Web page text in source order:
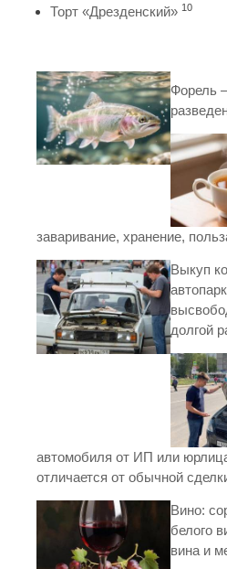
Торт «Дрезденский» 10
Форель
заваривание, хранение,
Выкуп
долгой
автомобиля от ИП или
отличается от обычной
Вино:
белого
вина и